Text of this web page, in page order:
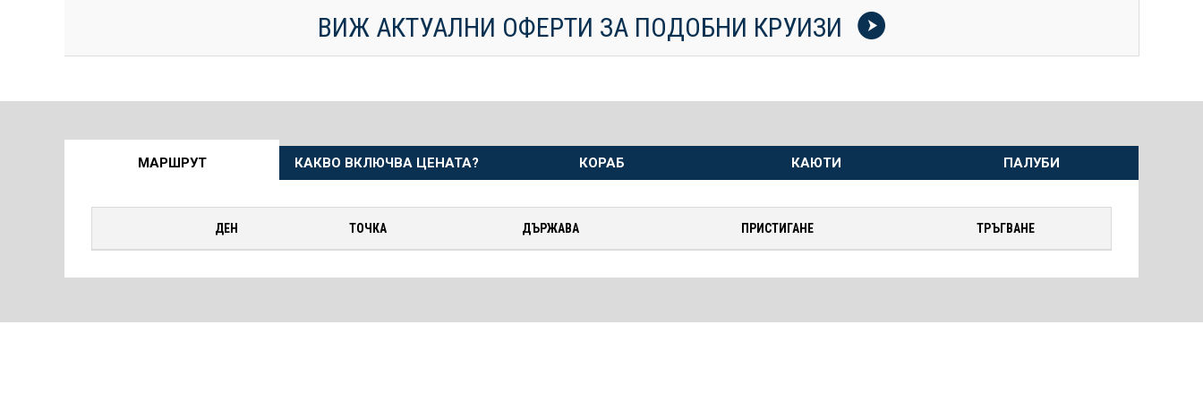
ВИЖ АКТУАЛНИ ОФЕРТИ ЗА ПОДОБНИ КРУИЗИ
МАРШРУТ КАКВО ВКЛЮЧВА ЦЕНАТА? КОРАБ КАЮТИ ПАЛУБИ
ДЕН ТОЧКА ДЪРЖАВА ПРИСТИГАНЕ ТРЪГВАНЕ